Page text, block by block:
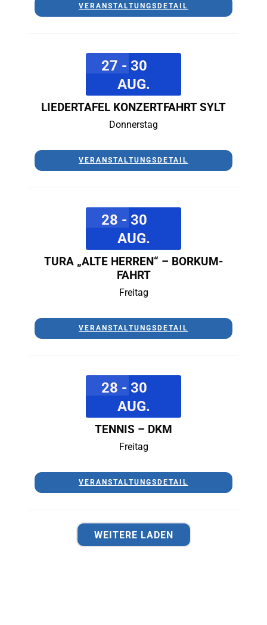
VERANSTALTUNGSDETAIL
27 - 30
AUG.
LIEDERTAFEL KONZERTFAHRT SYLT
Donnerstag
VERANSTALTUNGSDETAIL
28 - 30
AUG.
TURA „ALTE HERREN“ – BORKUM-
FAHRT
Freitag
VERANSTALTUNGSDETAIL
28 - 30
AUG.
TENNIS – DKM
Freitag
VERANSTALTUNGSDETAIL
WEITERE LADEN